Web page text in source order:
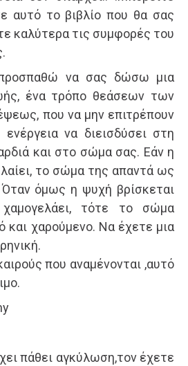
αυτό το βιβλίο που θα σας
καλύτερα τις συμφορές του
να σας δώσω μια
ένα τρόπο θεάσεων των
που να μην επιτρέπουν
να διεισδύσει στη
και στο σώμα σας. Εάν η
το σώμα της απαντά ως
όμως η ψυχή βρίσκεται
τότε το σώμα
και χαρούμενο. Να έχετε μια
που αναμένονται ,αυτό
πάθει αγκύλωση,τον έχετε